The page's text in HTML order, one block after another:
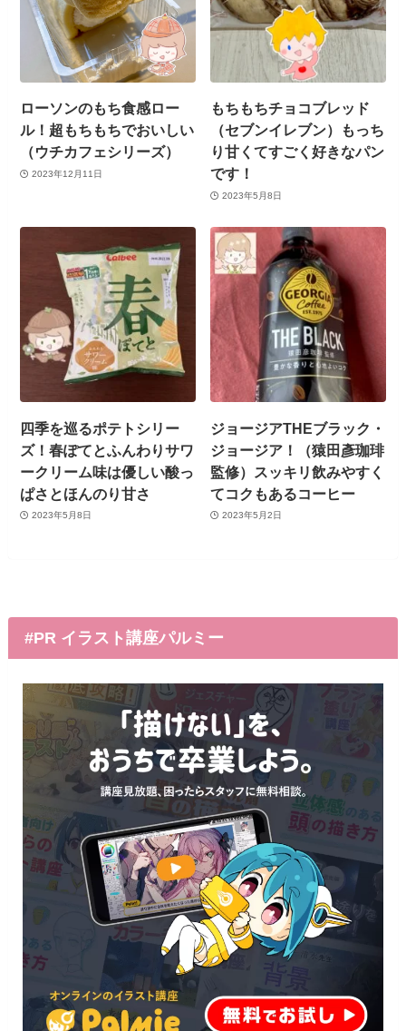
ローソンのもち食感ロー
ル！超もちもちでおいしい
（ウチカフェシリーズ）
2023年12月11日
もちもちチョコブレッド
（セブンイレブン）もっち
り甘くてすごく好きなパン
です！
2023年5月8日
四季を巡るポテトシリー
ズ！春ぽてとふんわりサワ
ークリーム味は優しい酸っ
ぱさとほんのり甘さ
2023年5月8日
ジョージアTHEブラック・
ジョージア！（猿田彥珈琲
監修）スッキリ飲みやすく
てコクもあるコーヒー
2023年5月2日
#PR イラスト講座パルミー